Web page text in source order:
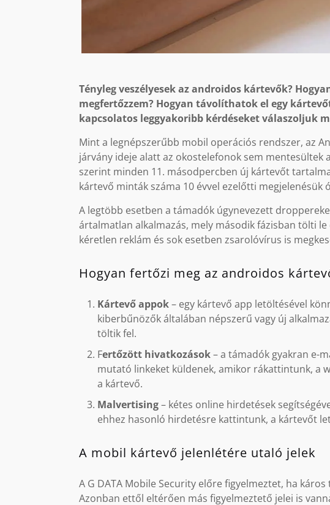
Tényleg veszélyesek az androidos kártevők?
megfertőzzem? Hogyan távolíthatok el egy
kapcsolatos leggyakoribb kérdéseket válaszoljuk
Mint a legnépszerűbb mobil operációs rendszer, az
járvány ideje alatt az okostelefonok sem mentesültek
szerint minden 11. másodpercben új kártevőt
kártevő minták száma 10 évvel ezelőtti megjelenésük
A legtöbb esetben a támadók úgynevezett
ártalmatlan alkalmazás, mely második fázisban tölti
kéretlen reklám és sok esetben zsarolóvírus is
Hogyan fertőzi meg az androidos
Kártevő appok– egy kártevő app letöltésével
kiberbűnözők általában népszerű vagy új
töltik fel.
Fertőzött hivatkozások– a támadók gyakran e-
mutató linkeket küldenek, amikor rákattintunk, a
a kártevő.
Malvertising– kétes online hirdetések
ehhez hasonló hirdetésre kattintunk, a kártevőt
A mobil kártevő jelenlétére utaló jelek
A G DATA Mobile Security előre figyelmeztet, ha
Azonban ettől eltérően más figyelmeztető jelei is